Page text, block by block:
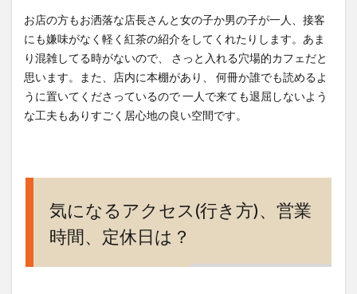
お店の方もお洒落な店長さんと女の子か男の子が一人、接客
にも嫌味がなく軽く紅茶の紹介をしてくれたりします。あま
り混雑してる時がないので、 さっと入れる穴場的カフェだと
思います。また、店内に本棚があり、 何冊か誰でも読めるよ
うに置いてくださっているので 一人で来ても退屈しないよう
な工夫もありすごく居心地の良い空間です。
気になるアクセス(行き方)、営業
時間、定休日は？